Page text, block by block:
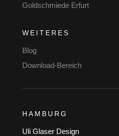
Goldschmiede Erfurt
WEITERES
Blog
Download-Bereich
HAMBURG
Uli Glaser Design